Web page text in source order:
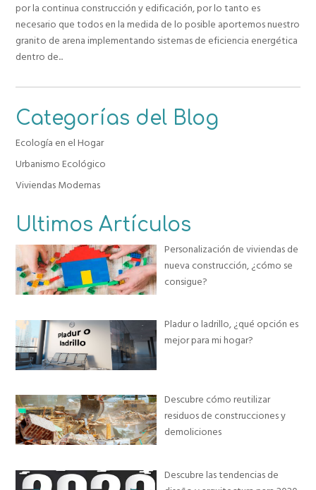
por la continua construcción y edificación, por lo tanto es
necesario que todos en la medida de lo posible aportemos nuestro
granito de arena implementando sistemas de eficiencia energética
dentro de...
Categorías del Blog
Ecología en el Hogar
Urbanismo Ecológico
Viviendas Modernas
Ultimos Artículos
Personalización de viviendas de
nueva construcción, ¿cómo se
consigue?
Pladur o ladrillo, ¿qué opción es
mejor para mi hogar?
Descubre cómo reutilizar
residuos de construcciones y
demoliciones
Descubre las tendencias de